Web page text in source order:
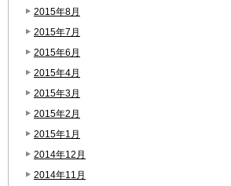
2015年8月
2015年7月
2015年6月
2015年4月
2015年3月
2015年2月
2015年1月
2014年12月
2014年11月